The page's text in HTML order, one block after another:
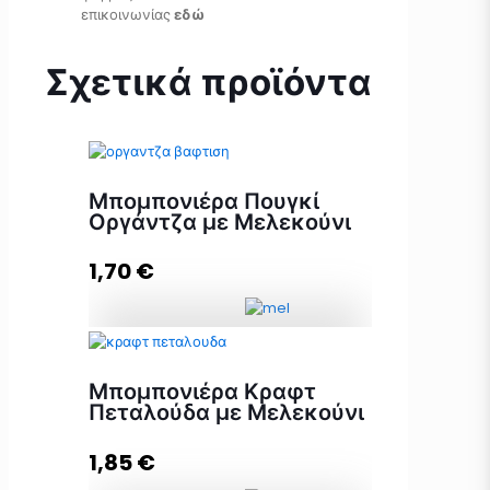
επικοινωνίαςεδώ
Σχετικά προϊόντα
Μπομπονιέρα Πουγκί
Οργάντζα με Μελεκούνι
1,70€
Μελεκούνι ποσότητα
Προσθήκη στο καλάθι
Μπομπονιέρα Κραφτ
Πεταλούδα με Μελεκούνι
1,85€